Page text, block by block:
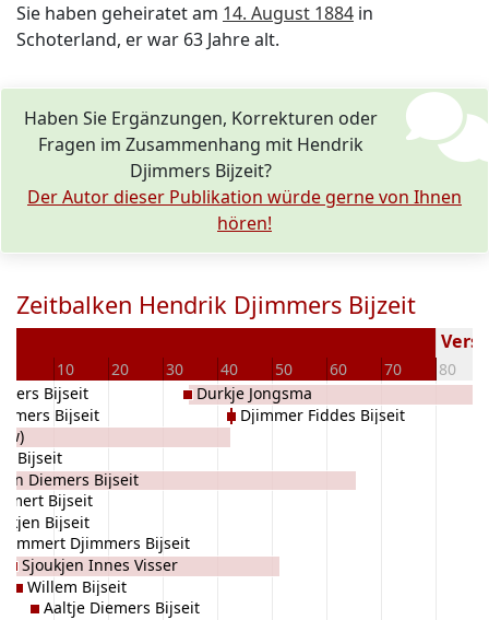
Sie haben geheiratet am 14. August 1884 in
Schoterland, er war 63 Jahre alt.
Haben Sie Ergänzungen, Korrekturen oder
Fragen im Zusammenhang mit Hendrik
Djimmers Bijzeit?
Der Autor dieser Publikation würde gerne von Ihnen
hören!
Zeitbalken Hendrik Djimmers Bijzeit
10 20 30 40 50 60 70 80
Bijseit
Bijseit
Bijseit
Diemers Bijseit
Bijseit
Bijseit
Lammert Djimmers Bijseit
Sjoukjen Innes Visser
Willem Bijseit
Aaltje Diemers Bijseit
Durkje Jongsma
Djimmer Fiddes Bijseit